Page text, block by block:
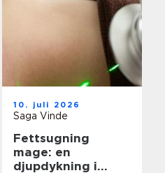
10. juli 2026
Saga Vinde
Fettsugning
mage: en
djupdykning i